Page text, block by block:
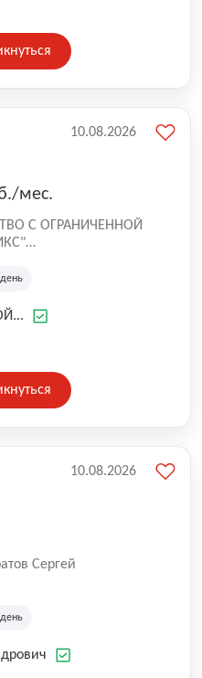
мес.
С ОГРАНИЧЕННОЙ
и
корпусных
металлов, лазерная
10.08.2026
Сергей
ремонт коммерческого
двигателей.
10.08.2026